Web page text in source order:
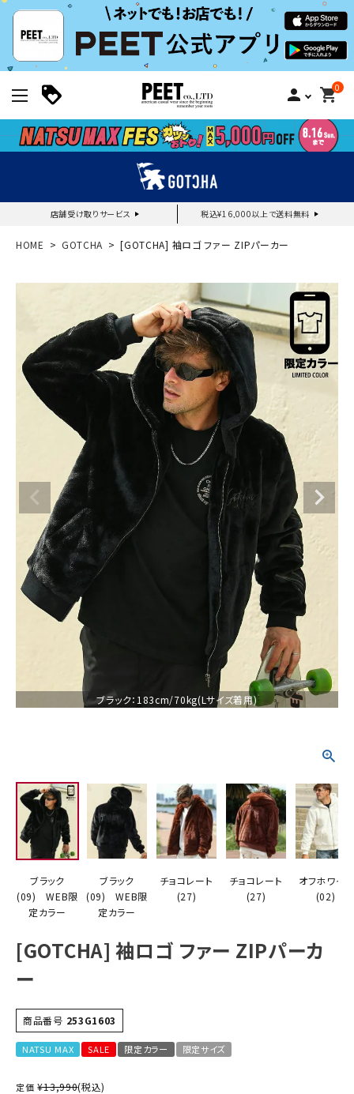
person 0
shopping_cart
店舗受け取りサービス 税込¥16,000以上で送料無料
新規会員登録｜ログイン
ご利用ガイド
search
ブランドメニュー
スタイリング
ニュース・特集
ランキング
お問い合わせ
HOME GOTCHA [GOTCHA] 袖ロゴ ファー ZIPパーカー
ブラック：183cm/70kg(Lサイズ着用)
ブラック
(09) WEB限
定カラー
ブラック
(09) WEB限
定カラー
チョコレート
(27)
チョコレート
(27)
オフホワイト
(02)
[GOTCHA] 袖ロゴ ファー ZIPパーカ
ー
商品番号 253G1603
NATSU MAX SALE 限定カラー 限定サイズ
定価 ¥13,990(税込)